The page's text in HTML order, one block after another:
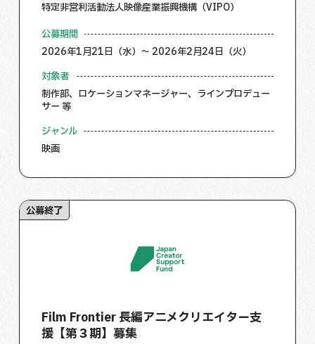
特定非営利活動法人映像産業振興機構（VIPO）
公募期間
2026年1月21日（水）～ 2026年2月24日（火）
対象者
制作部、ロケーションマネージャー、ラインプロデュー
サー 等
ジャンル
映画
公募終了
Film Frontier 長編アニメクリエイター支
援【第３期】募集